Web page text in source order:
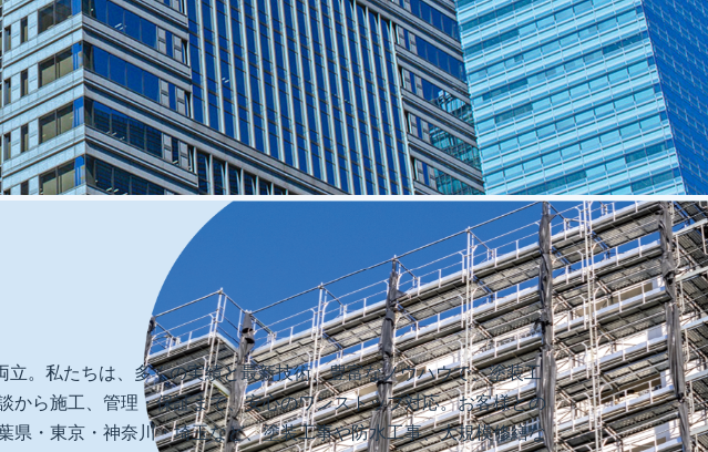
。私たちは、多くの実績と最新技術、豊富なノウハウで、塗装工
ら施工、管理・保証まで、安心のワンストップ対応。お客様との
・東京・神奈川・埼玉など、塗装工事や防水工事、大規模修繕な